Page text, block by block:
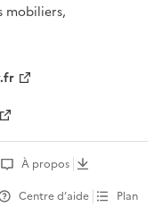
mobiliers,
À propos
Centre d’aide
Plan